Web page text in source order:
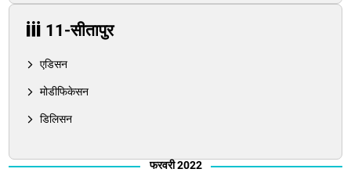
11-सीतापुर
एडिसन
मोडीफिकेसन
डिलिसन
फरवरी 2022